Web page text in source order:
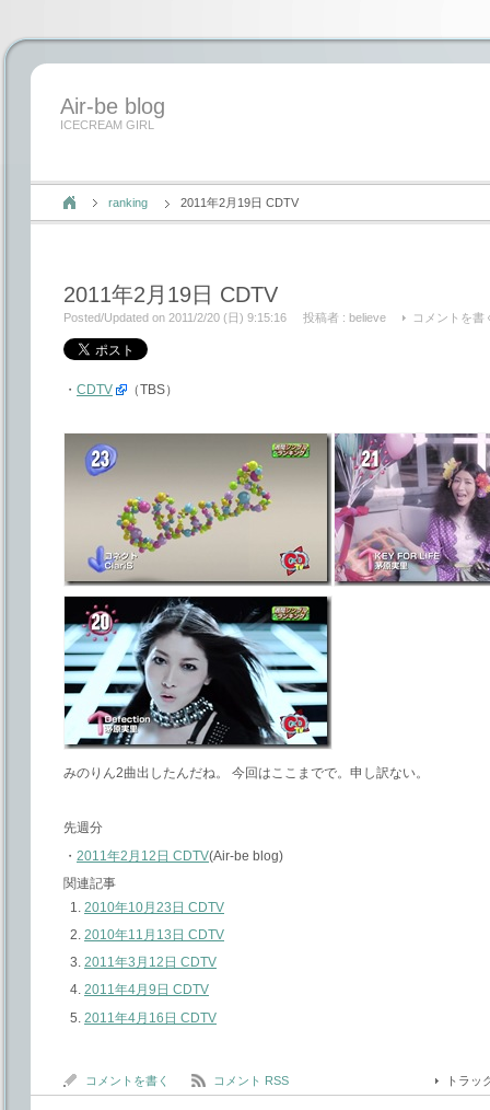
Air-be blog
ICECREAM GIRL
ranking 2011年2月19日 CDTV
2011年2月19日 CDTV
Posted/Updated on 2011/2/20 (日) 9:15:16 投稿者 : believe コメントを書
・ CDTV （TBS）
みのりん2曲出したんだね。 今回はここまでで。申し訳ない。
先週分
・ 2011年2月12日 CDTV(Air-be blog)
関連記事
2010年10月23日 CDTV
2010年11月13日 CDTV
2011年3月12日 CDTV
2011年4月9日 CDTV
2011年4月16日 CDTV
コメントを書く コメント RSS トラ